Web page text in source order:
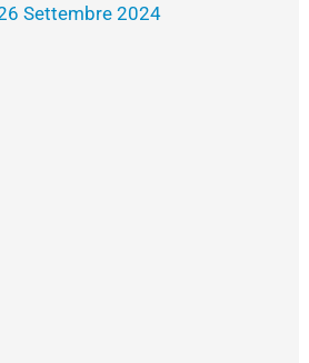
Settembre 2024